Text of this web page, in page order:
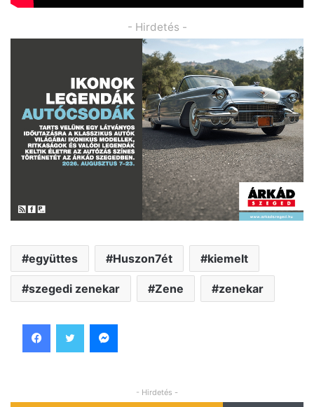
- Hirdetés -
együttes Huszon7ét kiemelt
szegedi zenekar Zene zenekar
- Hirdetés -